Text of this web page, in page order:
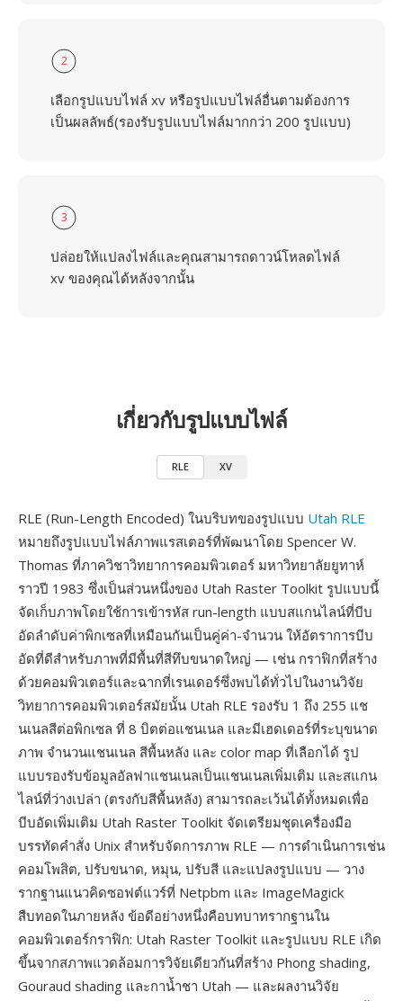
2
เลือกรูปแบบไฟล์ xv หรือรูปแบบไฟล์อื่นตามต้องการ
เป็นผลลัพธ์(รองรับรูปแบบไฟล์มากกว่า 200 รูปแบบ)
3
ปล่อยให้แปลงไฟล์และคุณสามารถดาวน์โหลดไฟล์
xv ของคุณได้หลังจากนั้น
เกี่ยวกับรูปแบบไฟล์
RLE XV
RLE (Run-Length Encoded) ในบริบทของรูปแบบ Utah RLE
หมายถึงรูปแบบไฟล์ภาพแรสเตอร์ที่พัฒนาโดย Spencer W.
Thomas ที่ภาควิชาวิทยาการคอมพิวเตอร์ มหาวิทยาลัยยูทาห์
ราวปี 1983 ซึ่งเป็นส่วนหนึ่งของ Utah Raster Toolkit รูปแบบนี้
จัดเก็บภาพโดยใช้การเข้ารหัส run-length แบบสแกนไลน์ที่บีบ
อัดลำดับค่าพิกเซลที่เหมือนกันเป็นคู่ค่า-จำนวน ให้อัตราการบีบ
อัดที่ดีสำหรับภาพที่มีพื้นที่สีทึบขนาดใหญ่ — เช่น กราฟิกที่สร้าง
ด้วยคอมพิวเตอร์และฉากที่เรนเดอร์ซึ่งพบได้ทั่วไปในงานวิจัย
วิทยาการคอมพิวเตอร์สมัยนั้น Utah RLE รองรับ 1 ถึง 255 แช
นเนลสีต่อพิกเซล ที่ 8 บิตต่อแชนเนล และมีเฮดเดอร์ที่ระบุขนาด
ภาพ จำนวนแชนเนล สีพื้นหลัง และ color map ที่เลือกได้ รูป
แบบรองรับข้อมูลอัลฟาแชนเนลเป็นแชนเนลเพิ่มเติม และสแกน
ไลน์ที่ว่างเปล่า (ตรงกับสีพื้นหลัง) สามารถละเว้นได้ทั้งหมดเพื่อ
บีบอัดเพิ่มเติม Utah Raster Toolkit จัดเตรียมชุดเครื่องมือ
บรรทัดคำสั่ง Unix สำหรับจัดการภาพ RLE — การดำเนินการเช่น
คอมโพสิต, ปรับขนาด, หมุน, ปรับสี และแปลงรูปแบบ — วาง
รากฐานแนวคิดซอฟต์แวร์ที่ Netpbm และ ImageMagick
สืบทอดในภายหลัง ข้อดีอย่างหนึ่งคือบทบาทรากฐานใน
คอมพิวเตอร์กราฟิก: Utah Raster Toolkit และรูปแบบ RLE เกิด
ขึ้นจากสภาพแวดล้อมการวิจัยเดียวกันที่สร้าง Phong shading,
Gouraud shading และกาน้ำชา Utah — และผลงานวิจัย